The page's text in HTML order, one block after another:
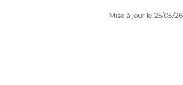
Mise à jour le 25/05/26